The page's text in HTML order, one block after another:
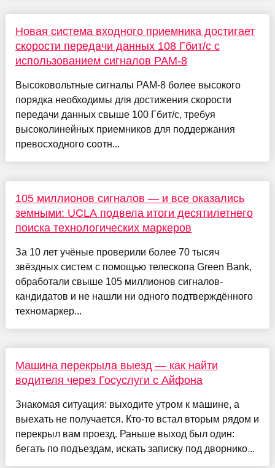
Новая система входного приемника достигает
скорости передачи данных 108 Гбит/с с
использованием сигналов PAM-8
Высоковольтные сигналы PAM-8 более высокого
порядка необходимы для достижения скорости
передачи данных свыше 100 Гбит/с, требуя
высоколинейных приемников для поддержания
превосходного соотн...
105 миллионов сигналов — и все оказались
земными: UCLA подвела итоги десятилетнего
поиска технологических маркеров
За 10 лет учёные проверили более 70 тысяч
звёздных систем с помощью телескопа Green Bank,
обработали свыше 105 миллионов сигналов-
кандидатов и не нашли ни одного подтверждённого
техномаркер...
Машина перекрыла выезд — как найти
водителя через Госуслуги с Айфона
Знакомая ситуация: выходите утром к машине, а
выехать не получается. Кто-то встал вторым рядом и
перекрыл вам проезд. Раньше выход был один:
бегать по подъездам, искать записку под дворнико...